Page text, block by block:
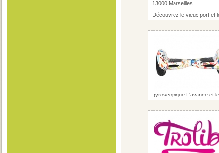
13000 Marseilles
Découvrez le vieux port et
gyroscopique.L'avance et